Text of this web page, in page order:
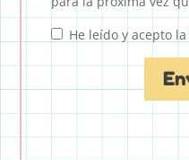
He leído y acepto la